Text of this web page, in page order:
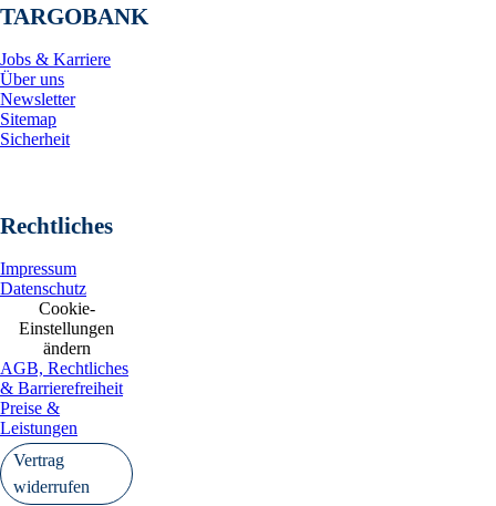
TARGOBANK
Jobs & Karriere
Über uns
Newsletter
Sitemap
Sicherheit
Rechtliches
Impressum
Datenschutz
Cookie-
Einstellungen
ändern
AGB, Rechtliches
& Barrierefreiheit
Preise &
Leistungen
Vertrag
widerrufen